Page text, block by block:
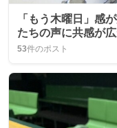
「もう木曜日」感
たちの声に共感が
53件のポスト